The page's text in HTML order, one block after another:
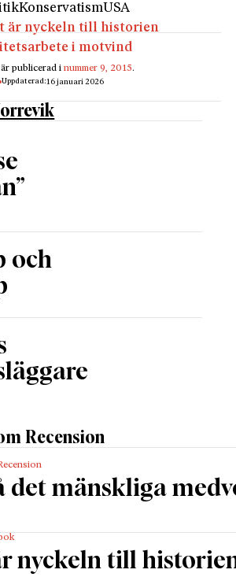
KonservatismUSA
är nyckeln till historien
i motvind
publicerad inummer 9, 2015.
Uppdaterad:16 januari 2026
och
Recension
det mänskliga
nyckeln till